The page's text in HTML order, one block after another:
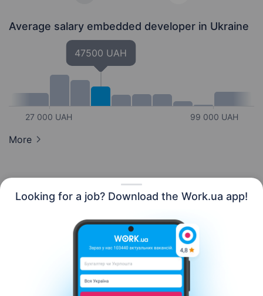
Looking for a job? Download the Work.ua app!
Average salary embedded developer in Ukraine
27 000 UAH
47500 UAH
99 000 UAH
More